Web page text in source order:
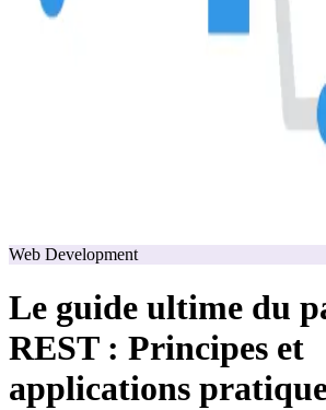
Web Development
Le guide ultime du
REST : Principes et
applications